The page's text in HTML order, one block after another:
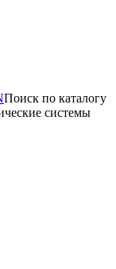
Поиск по каталогу
системы